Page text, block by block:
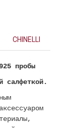
CHINELLI
пробы
салфеткой.